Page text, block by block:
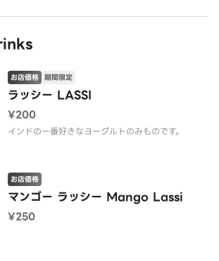
ラッシー LASSI
お店価格 期間限定
¥200
インドの一番好きなヨーグルトのみものです。
マンゴー ラッシー Mango Lassi
お店価格
¥250